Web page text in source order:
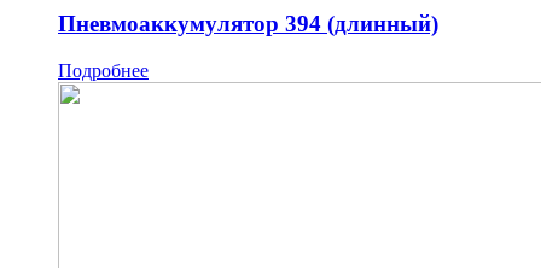
Пневмоаккумулятор 394 (длинный)
Подробнее